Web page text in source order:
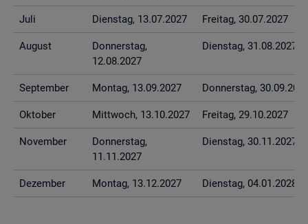
Juli Diens­tag, 13.07.2027 Frei­tag, 30.07.2027
Au­gust
Don­ners­tag,
12.08.2027
Diens­tag, 31.08.2027
Sep­tem­ber Mon­tag, 13.09.2027 Don­ners­tag,
Ok­to­ber Mitt­woch, 13.10.2027 Frei­tag, 29.10.2027
No­vem­ber
Don­ners­tag,
11.11.2027
Diens­tag, 30.11.2027
De­zem­ber Mon­tag, 13.12.2027 Diens­tag, 04.01.2028